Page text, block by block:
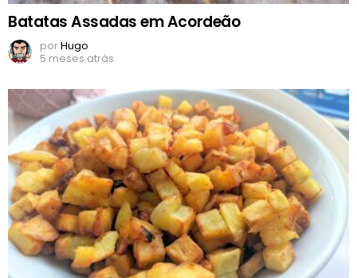
Batatas Assadas em Acordeão
porHugo
5 meses atrás